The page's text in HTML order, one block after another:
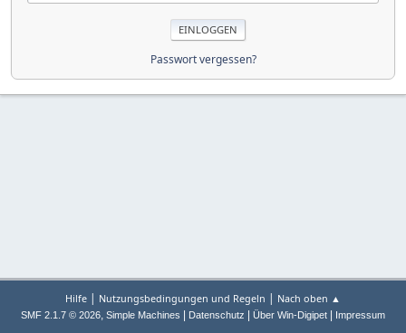
Passwort vergessen?
Hilfe | Nutzungsbedingungen und Regeln | Nach oben ▲
SMF 2.1.7 © 2026, Simple Machines Datenschutz Über Win-Digipet Impressum